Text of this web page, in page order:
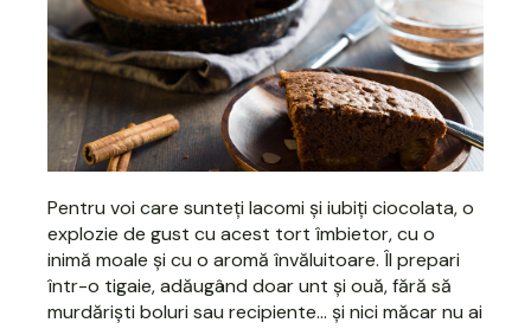
Pentru voi care sunteți lacomi și iubiți ciocolata, o
explozie de gust cu acest tort îmbietor, cu o
inimă moale și cu o aromă învăluitoare. Îl prepari
într-o tigaie, adăugând doar unt și ouă, fără să
murdăriști boluri sau recipiente... și nici măcar nu ai